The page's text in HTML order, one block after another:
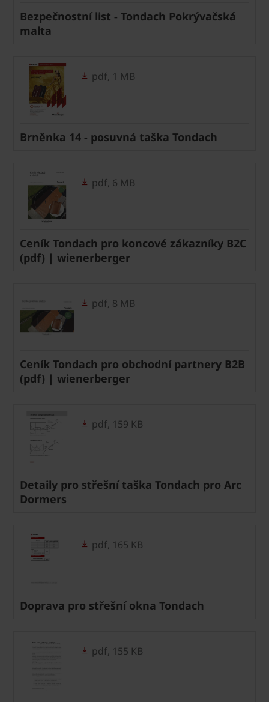
Bezpečnostní list - Tondach Pokrývačská
malta
pdf, 1 MB
Brněnka 14 - posuvná taška Tondach
pdf, 6 MB
Ceník Tondach pro koncové zákazníky B2C
(pdf) | wienerberger
pdf, 8 MB
Ceník Tondach pro obchodní partnery B2B
(pdf) | wienerberger
pdf, 159 KB
Detaily pro střešní taška Tondach pro Arc
Dormers
pdf, 165 KB
Doprava pro střešní okna Tondach
pdf, 155 KB